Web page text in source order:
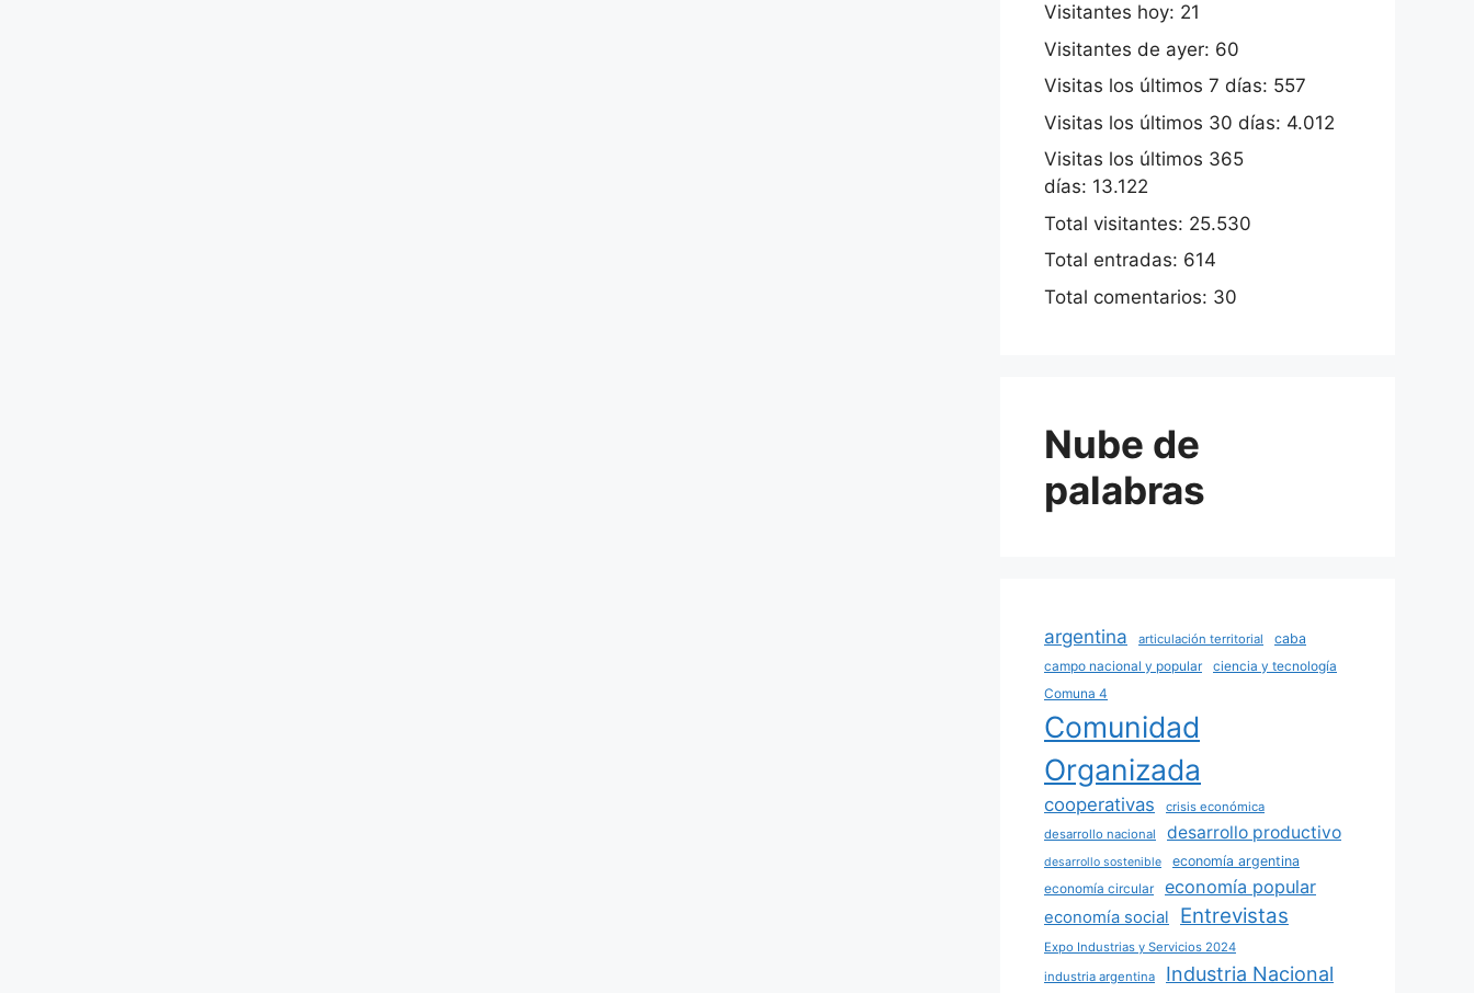
Visitantes hoy: 21
Visitantes de ayer: 60
Visitas los últimos 7 días: 557
Visitas los últimos 30 días: 4.012
Visitas los últimos 365
días: 13.122
Total visitantes: 25.530
Total entradas: 614
Total comentarios: 30
Nube de
palabras
argentina articulación territorial
caba
campo nacional y popular
ciencia y tecnología
Comuna 4
Comunidad
Organizada
cooperativas
crisis económica
desarrollo nacional
desarrollo productivo
desarrollo sostenible
economía argentina
economía circular
economía popular
economía social Entrevistas
Expo Industrias y Servicios 2024
industria argentina
Industria Nacional